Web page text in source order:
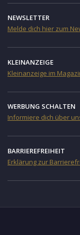
NEWSLETTER
Melde dich hier zum
KLEINANZEIGE
Kleinanzeige im
WERBUNG SCHALTEN
Informiere dich über
BARRIEREFREIHEIT
Erklärung zur